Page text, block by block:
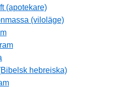
(apotekare)
(viloläge)
hebreiska)